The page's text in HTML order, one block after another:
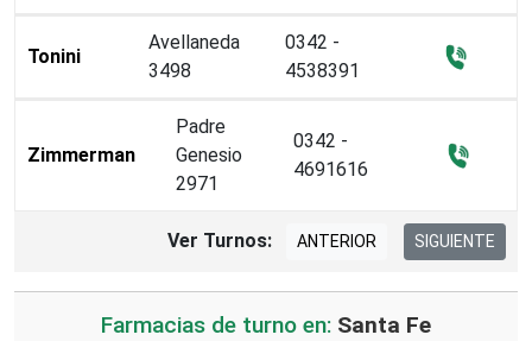
Tonini
Avellaneda
3498
0342 -
4538391
Zimmerman
Padre
Genesio
2971
0342 -
4691616
Ver Turnos: ANTERIOR SIGUIENTE
Farmacias de turno en: Santa Fe